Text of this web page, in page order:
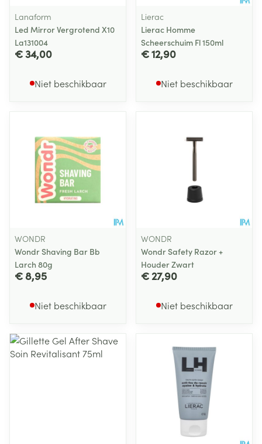
Lanaform
Led Mirror Vergrotend X10
La131004
€ 34,00
Niet beschikbaar
Lierac
Lierac Homme
Scheerschuim Fl 150ml
€ 12,90
Niet beschikbaar
WONDR
Wondr Shaving Bar Bb
Larch 80g
€ 8,95
Niet beschikbaar
WONDR
Wondr Safety Razor +
Houder Zwart
€ 27,90
Niet beschikbaar